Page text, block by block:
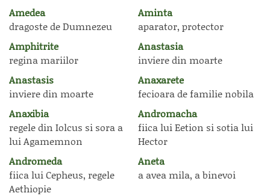
Amedea
dragoste de Dumnezeu
Aminta
aparator, protector
Amphitrite
regina mariilor
Anastasia
inviere din moarte
Anastasis
inviere din moarte
Anaxarete
fecioara de familie nobila
Anaxibia
regele din Iolcus si sora a
lui Agamemnon
Andromacha
fiica lui Eetion si sotia lui
Hector
Andromeda
fiica lui Cepheus, regele
Aethiopie
Aneta
a avea mila, a binevoi